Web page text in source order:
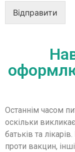
Відправити
Останнім часом
оскільки
батьків та
проти вакцин,